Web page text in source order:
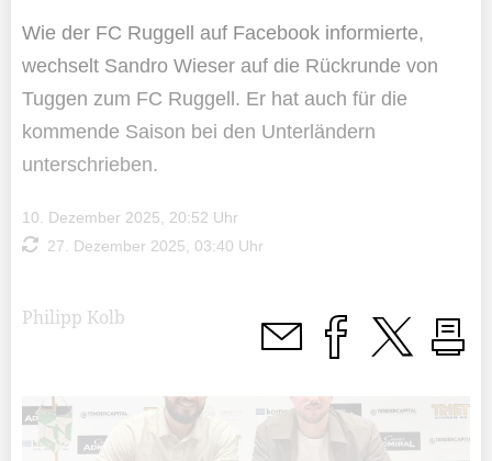
Wie der FC Ruggell auf Facebook informierte,
wechselt Sandro Wieser auf die Rückrunde von
Tuggen zum FC Ruggell. Er hat auch für die
kommende Saison bei den Unterländern
unterschrieben.
10. Dezember 2025, 20:52 Uhr
27. Dezember 2025, 03:40 Uhr
Philipp Kolb